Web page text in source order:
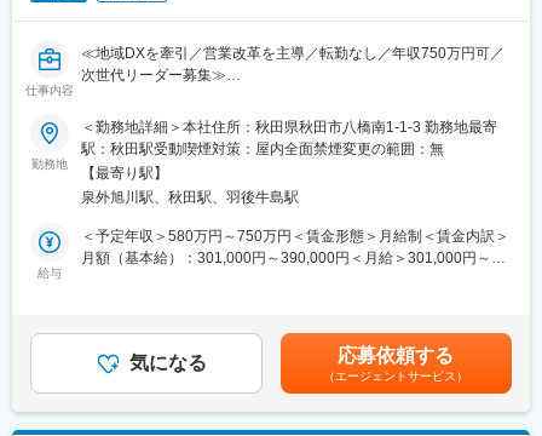
・ソースコード管理ツール：BitBucket、GitHub
・その他ツール（案件による）：Microsoft365、Teams、Notion
■募集背景：
・顧客情報管理（CRM）やマーケティング情報、販売データなど
をクラウドで一括管理できるデジタルトランスフォーメーション
（DX）支援事業を展開しており、地域の人手不足や人口減による
販路縮小など、課題を抱える地方の中小企業にとって急務である
DX推進にご協力いただけるプロジェクトリーダーを募集いたしま
■社内の雰囲気：
・年々社員が増加しており個性豊かなメンバーが集まっていま
1000平米を超える開放的なオフィスには打ち合わせや休憩ができ
仕事内容
≪地域DXを牽引／営業改革を主導／転勤なし／年収750万円可／
次世代リーダー募集≫
・営業経験を活かし、個人成果だけでなく組織づくりや戦略立案
まで挑戦できる環境
・完全週休2日制（土日祝）、年間休日120日、月平均残業15時間
程度で働きやすい環境
・放送、通信、データセンター、5G活用など成長事業を展開する
安定企業でキャリアアップ可能
・営業目標達成に向けた進捗管理および行動管理
・マネージャーの補佐および組織運営支援
・営業メンバーの指導育成や同行フォロー
勤務地
＜勤務地詳細＞本社住所：秋田県秋田市八橋南1-1-3 勤務地最寄
駅：秋田駅受動喫煙対策：屋内全面禁煙変更の範囲：無
【最寄り駅】
泉外旭川駅、秋田駅、羽後牛島駅
給与
＜予定年収＞580万円～750万円＜賃金形態＞月給制＜賃金内訳＞
月額（基本給）：301,000円～390,000円＜月給＞301,000円～
あくまでも目安の金額であり、選考を通じて上下する可能性があ
ります。月給(月額)は固定手当を含めた表記です。
気になる 応募依頼する
（エージェントサービス）